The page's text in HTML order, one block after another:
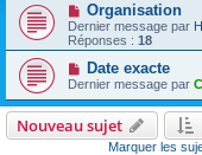
Organisation
Dernier message par
Réponses : 18
Date exacte
Dernier message par
Nouveau sujet
Marquer les